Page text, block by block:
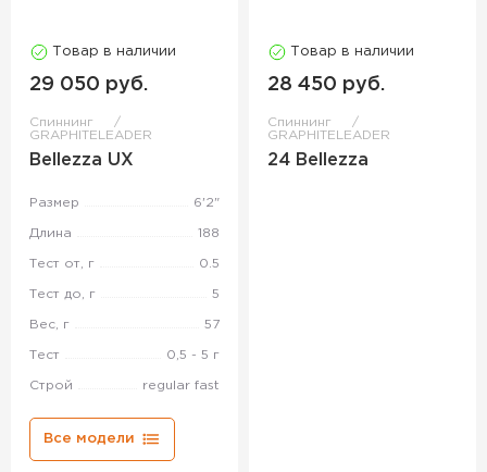
Товар в наличии
29 050 руб.
Спиннинг
GRAPHITELEADER
Bellezza UX
Размер 6'2"
Длина 188
Тест от, г 0.5
Тест до, г 5
Вес, г 57
Тест 0,5 - 5 г
Строй regular fast
Все модели
Товар в наличии
28 450 руб.
Спиннинг
GRAPHITELEADER
24 Bellezza